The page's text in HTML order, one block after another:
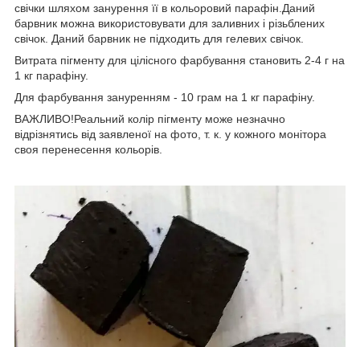
свічки шляхом занурення її в кольоровий парафін.Даний
барвник можна використовувати для заливних і різьблених
свічок. Даний барвник не підходить для гелевих свічок.
Витрата пігменту для цілісного фарбування становить 2-4 г на
1 кг парафіну.
Для фарбування зануренням - 10 грам на 1 кг парафіну.
ВАЖЛИВО!Реальний колір пігменту може незначно
відрізнятись від заявленої на фото, т. к. у кожного монітора
своя перенесення кольорів.